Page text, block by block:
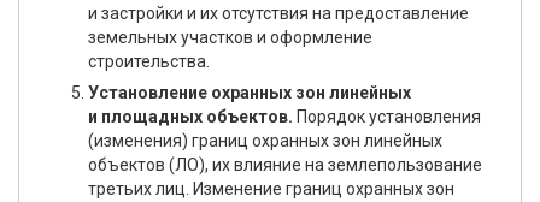
и застройки и их отсутствия на предоставление
земельных участков и оформление
строительства.
Установление охранных зон линейных
и площадных объектов. Порядок установления
(изменения) границ охранных зон линейных
объектов (ЛО), их влияние на землепользование
третьих лиц. Изменение границ охранных зон